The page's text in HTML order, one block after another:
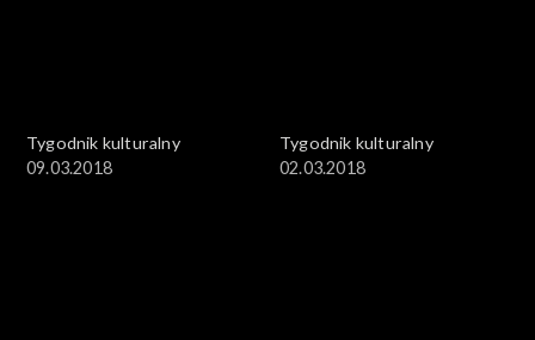
Tygodnik kulturalny
09.03.2018
Tygodnik kulturalny
02.03.2018